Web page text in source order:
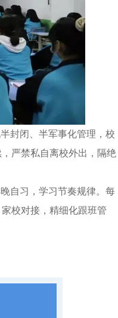
封闭、半军事化管理，校
严禁私自离校外出，隔绝
自习，学习节奏规律。每
校对接，精细化跟班管